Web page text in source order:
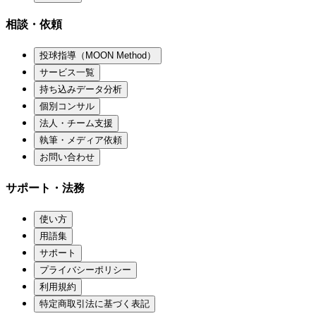
相談・依頼
投球指導（MOON Method）
サービス一覧
持ち込みデータ分析
個別コンサル
法人・チーム支援
執筆・メディア依頼
お問い合わせ
サポート・法務
使い方
用語集
サポート
プライバシーポリシー
利用規約
特定商取引法に基づく表記